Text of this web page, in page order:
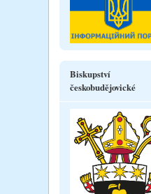
Biskupství
českobudějovické